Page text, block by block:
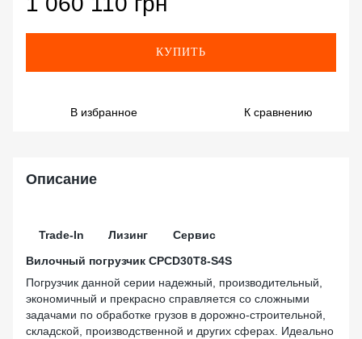
КУПИТЬ
В избранное К сравнению
Описание
Trade-In Лизинг
Сервис
Вилочный погрузчик CPCD30T8-S4S
Погрузчик данной серии надежный, производительный,
экономичный и прекрасно справляется со сложными
задачами по обработке грузов в дорожно-строительной,
складской, производственной и других сферах. Идеально